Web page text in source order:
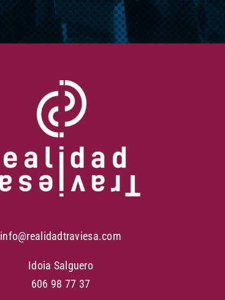
info@realidadtraviesa.com
Idoia Salguero
606 98 77 37